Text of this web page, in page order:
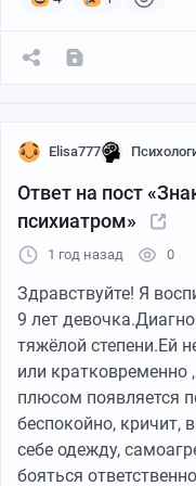
функциональное
уровни веществ
почек,
иммунной системы и
гормонов для
❗Перед сдачей
подготовка, так как
исследований и
пациентом всех
#анализыпросто
Elisa777
Ответ на пост
психиатром»
1 год назад 0
Здравствуйте! Я
9 лет
тяжёлой степени.Ей
или кратковременно
плюсом появляется
беспокойно, кричит,
себе одежду,
бояться